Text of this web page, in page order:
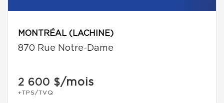
MONTRÉAL (LACHINE)
870 Rue Notre-Dame
2 600 $/mois
+TPS/TVQ